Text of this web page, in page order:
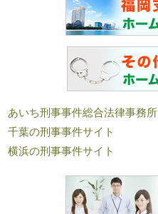
あいち刑事事件総合法律事務所
千葉の刑事事件サイト
横浜の刑事事件サイト